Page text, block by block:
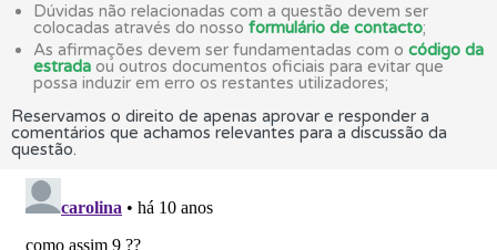
Dúvidas não relacionadas com a questão devem ser
colocadas através do nosso formulário de contacto;
As afirmações devem ser fundamentadas com o código da
estrada ou outros documentos oficiais para evitar que
possa induzir em erro os restantes utilizadores;
Reservamos o direito de apenas aprovar e responder a
comentários que achamos relevantes para a discussão da
questão.